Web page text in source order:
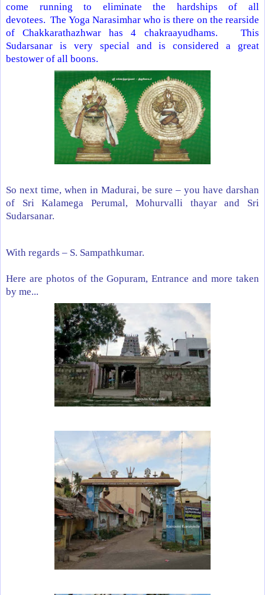
come running to eliminate the hardships of all
devotees. The Yoga Narasimhar who is there on the rearside
of Chakkarathazhwar has 4 chakraayudhams.
This
Sudarsanar is very special and is considered a great
bestower of all boons.
So next time, when in Madurai, be sure – you have darshan
of Sri Kalamega Perumal, Mohurvalli thayar and Sri
Sudarsanar.
With regards – S. Sampathkumar.
Here are photos of the Gopuram, Entrance and more taken
by me...